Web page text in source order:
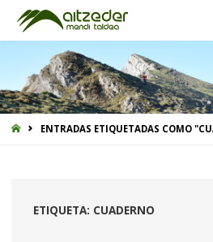
INICIOENTRADAS ETIQUETADAS COMO
ETIQUETA: CUADERNO